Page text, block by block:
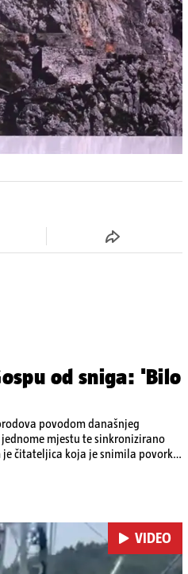
od sniga: 'Bilo
povodom današnjeg
mjestu te sinkronizirano
čitateljica koja je snimila povorku.
prizora. Riječ je o
održat će se i
VIDEO